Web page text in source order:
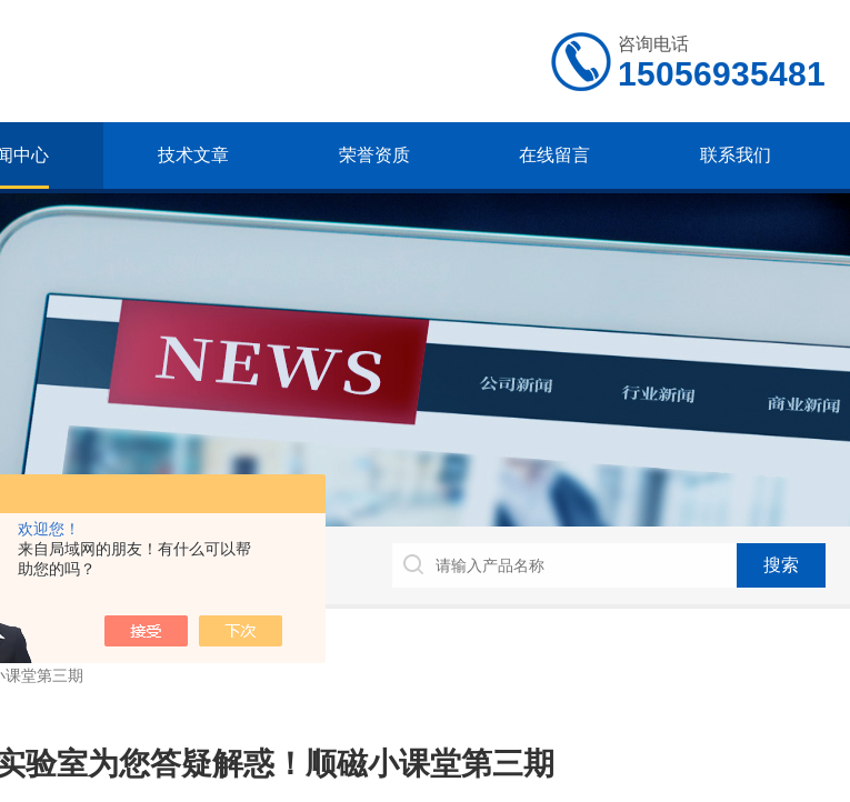
欢迎您！
来自局域网的朋友！有什么可以帮
助您的吗？
咨询电话
15056935481
中心 技术文章 荣誉资质 在线留言 联系我们
课堂第三期
验室为您答疑解惑！顺磁小课堂第三期